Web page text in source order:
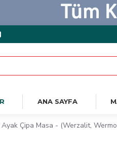
ANA SAYFA
Çipa Masa - (Werzalit,